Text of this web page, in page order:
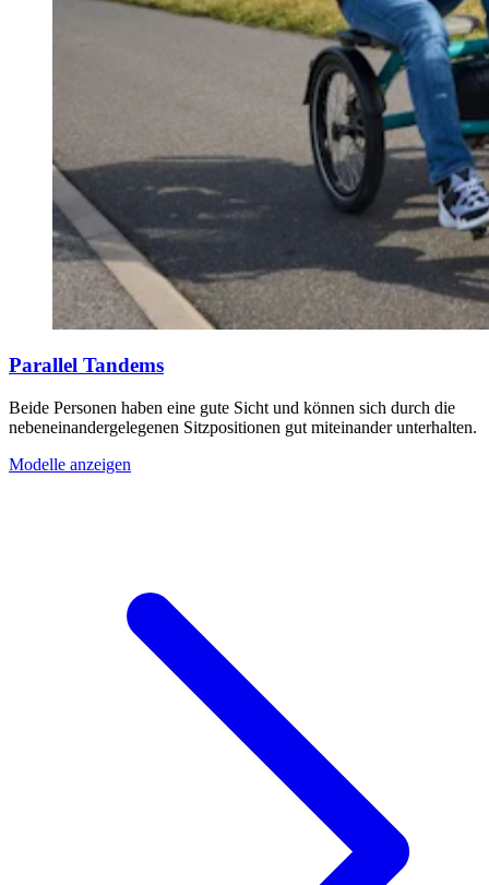
Parallel Tandems
Beide Personen haben eine gute Sicht und können sich durch die
nebeneinandergelegenen Sitzpositionen gut miteinander unterhalten.
Modelle anzeigen